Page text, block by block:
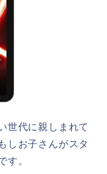
世代に親しまれて
しお子さんがスタ
す。